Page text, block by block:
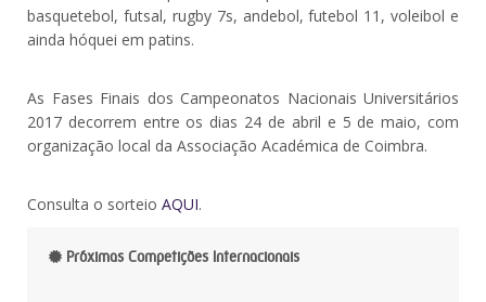
basquetebol, futsal, rugby 7s, andebol, futebol 11, voleibol e
ainda hóquei em patins.
As Fases Finais dos Campeonatos Nacionais Universitários
2017 decorrem entre os dias 24 de abril e 5 de maio, com
organização local da Associação Académica de Coimbra.
Consulta o sorteio AQUI.
Próximas Competições Internacionais